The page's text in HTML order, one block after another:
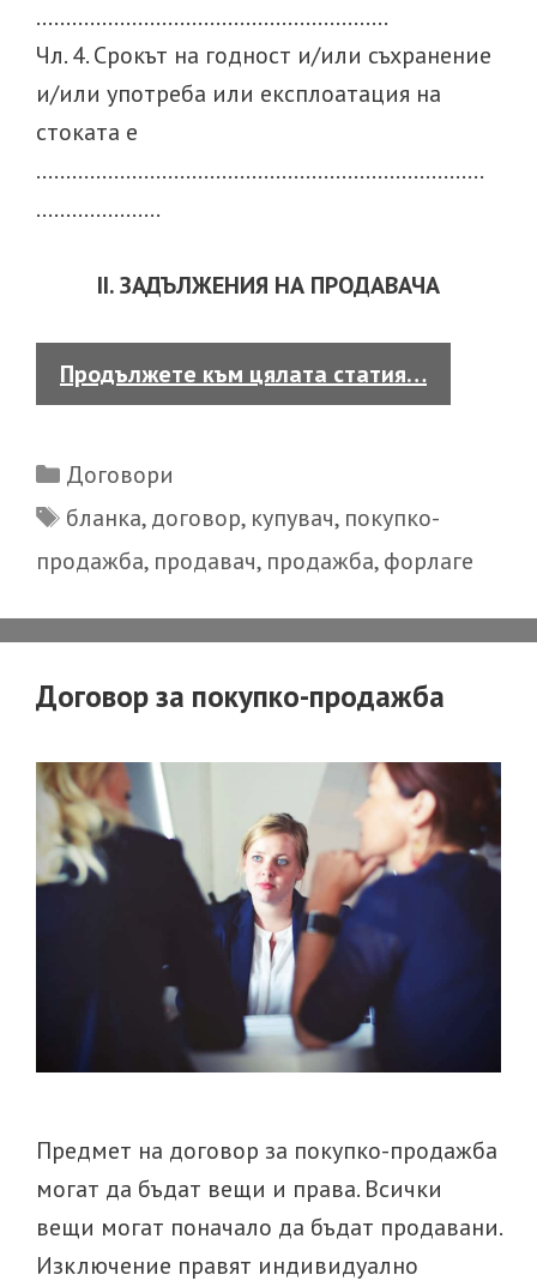
…………………………………………………..
Чл. 4. Срокът на годност и/или съхранение
и/или употреба или експлоатация на
стоката е
…………………………………………………………………
…………………
II. ЗАДЪЛЖЕНИЯ НА ПРОДАВАЧА
Продължете към цялата статия…Договор
за
Categories
Договори
Tags
бланка,договор, купувач, покупко-
продажба, продавач, продажба,форлаге
Договор за покупко-продажба
Предмет на договор за покупко-продажба
могат да бъдат вещи и права. Всички
вещи могат поначало да бъдат продавани.
Изключение правят индивидуално